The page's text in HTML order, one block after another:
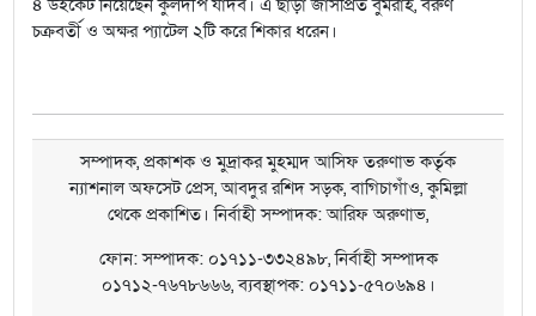
চক্রবর্তী ও অক্ষর প্যাটেল ২টি করে শিকার ধরেন।
সম্পাদক, প্রকাশক ও মুদ্রাকর মুহম্মদ আসিফ তরুণাভ কর্তৃক
ন্যাশনাল অফসেট প্রেস, আবদুর রশিদ সড়ক, বাগিচাগাঁও, কুমিল্লা
থেকে প্রকাশিত। নির্বাহী সম্পাদক: আরিফ অরুণাভ,
ফোন: সম্পাদক: ০১৭১১-৩৩২৪৯৮, নির্বাহী সম্পাদক
০১৭১২-৭৬৭৮৬৬৬, ব্যবস্থাপক: ০১৭১১-৫৭০৬৯৪।